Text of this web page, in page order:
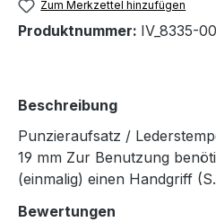
Zum Merkzettel hinzufügen
Produktnummer: IV_8335-00
Beschreibung
Punzieraufsatz /
19 mm Zur Benutzung
(einmalig) einen Handgriff
Bewertungen